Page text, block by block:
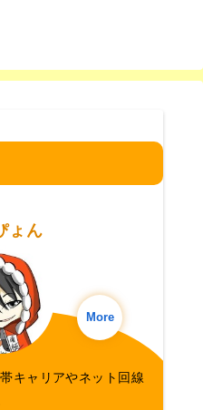
ょん
キャリアやネット回線
More